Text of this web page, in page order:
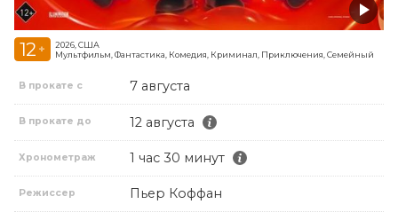
12 +
2026, США
Мультфильм, Фантастика, Комедия, Криминал, Приключения, Семейный
В прокате с 7 августа
В прокате до 12 августа
Хронометраж 1 час 30 минут
Режиссер Пьер Коффан